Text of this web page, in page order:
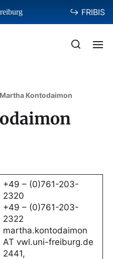
↪ FRIBIS
Martha Kontodaimon
+49 – (0)761-203-
2320
+49 – (0)761-203-
2322
martha.kontodaimon
AT vwl.uni-freiburg.de
2441,